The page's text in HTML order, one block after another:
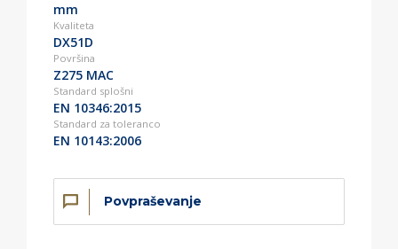
mm
Kvaliteta
DX51D
Površina
Z275 MAC
Standard splošni
EN 10346:2015
Standard za toleranco
EN 10143:2006
Povpraševanje